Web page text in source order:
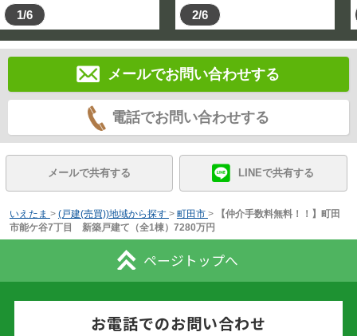
1/6 2/6
メールでお問い合わせする
電話でお問い合わせする
メールで共有する LINEで共有する
いえたま > (戸建(売買))地域から探す > 町田市 >
【仲介手数料無料！！】町田
市能ケ谷7丁目 新築戸建て（全1棟）7280万円
ページトップへ
お電話でのお問い合わせ